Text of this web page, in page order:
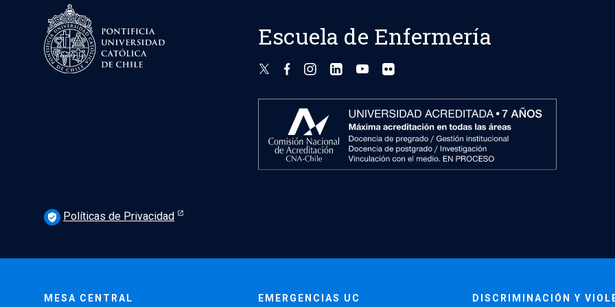
Escuela de Enfermería
verified_user Políticas de Privacidad
MESA CENTRAL EMERGENCIAS UC DISCRIMINACIÓN Y